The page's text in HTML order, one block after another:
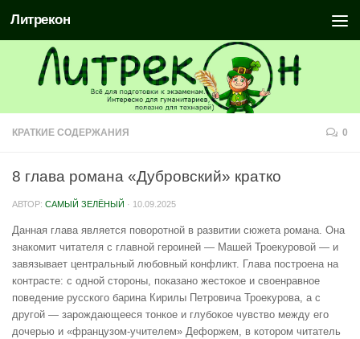
Литрекон
КРАТКИЕ СОДЕРЖАНИЯ 0
8 глава романа «Дубровский» кратко
АВТОР: САМЫЙ ЗЕЛЁНЫЙ · 10.09.2025
Данная глава является поворотной в развитии сюжета романа. Она
знакомит читателя с главной героиней — Машей Троекуровой — и
завязывает центральный любовный конфликт. Глава построена на
контрасте: с одной стороны, показано жестокое и своенравное
поведение русского барина Кирилы Петровича Троекурова, а с
другой — зарождающееся тонкое и глубокое чувство между его
дочерью и «французом-учителем» Дефоржем, в котором читатель